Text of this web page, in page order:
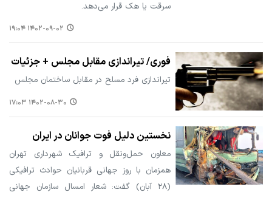
سرقت یا هک قرار می‌دهد.
۱۴۰۲-۰۹-۰۲ ۱۹:۰۴
فوری/ تیراندازی مقابل مجلس + جزئیات
تیراندازی فرد مسلح در مقابل ساختمان مجلس
۱۴۰۲-۰۸-۳۰ ۱۷:۰۳
نخستین دلیل فوت جوانان در ایران
معاون حمل‌ونقل و ترافیک شهرداری تهران
همزمان با روز جهانی قربانیان حوادث ترافیکی
(۲۸ آبان) گفت: شعار امسال سازمان جهانی